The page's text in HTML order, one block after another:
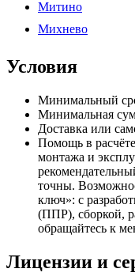
Митино
Михнево
Условия
Минимальный
Минимальная
Доставка или
Помощь в
монтажа и
точны.
ключ»: с
(ППР), сборкой,
обращайтесь к
Лицензии и